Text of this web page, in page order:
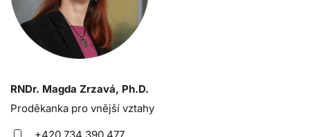
RNDr. Magda Zrzavá, Ph.D.
Proděkanka pro vnější vztahy